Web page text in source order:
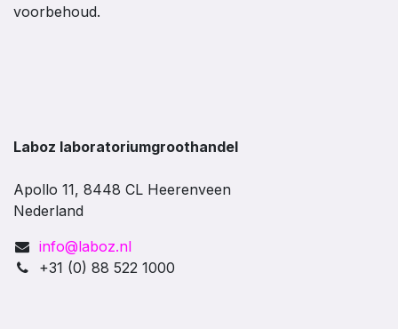
voorbehoud.
Laboz laboratoriumgroothandel
Apollo 11, 8448 CL Heerenveen
Nederland
info@laboz.nl
+31 (0) 88 522 1000